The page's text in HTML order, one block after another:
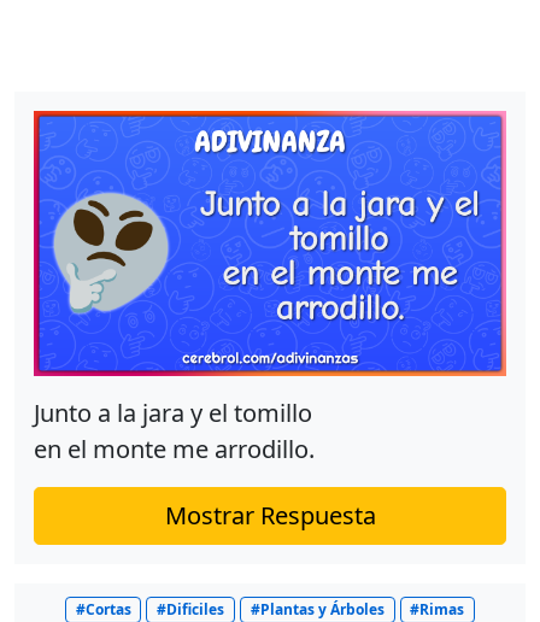
Junto a la jara y el tomillo
en el monte me arrodillo.
Mostrar Respuesta
#Cortas #Dificiles #Plantas y Árboles #Rimas